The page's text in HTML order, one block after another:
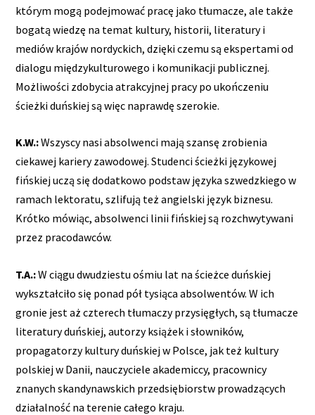
którym mogą podejmować pracę jako tłumacze, ale także
bogatą wiedzę na temat kultury, historii, literatury i
mediów krajów nordyckich, dzięki czemu są ekspertami od
dialogu międzykulturowego i komunikacji publicznej.
Możliwości zdobycia atrakcyjnej pracy po ukończeniu
ścieżki duńskiej są więc naprawdę szerokie.
K.W.:Wszyscy nasi absolwenci mają szansę zrobienia
ciekawej kariery zawodowej. Studenci ścieżki językowej
fińskiej uczą się dodatkowo podstaw języka szwedzkiego w
ramach lektoratu, szlifują też angielski język biznesu.
Krótko mówiąc, absolwenci linii fińskiej są rozchwytywani
przez pracodawców.
T.A.:W ciągu dwudziestu ośmiu lat na ścieżce duńskiej
wykształciło się ponad pół tysiąca absolwentów. W ich
gronie jest aż czterech tłumaczy przysięgłych, są tłumacze
literatury duńskiej, autorzy książek i słowników,
propagatorzy kultury duńskiej w Polsce, jak też kultury
polskiej w Danii, nauczyciele akademiccy, pracownicy
znanych skandynawskich przedsiębiorstw prowadzących
działalność na terenie całego kraju.